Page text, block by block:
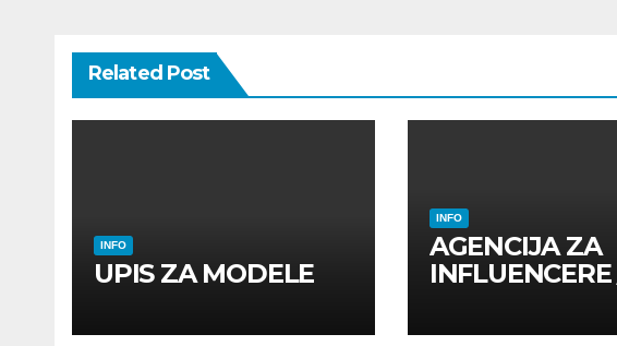
Related Post
INFO
UPIS ZA MODELE
INFO
AGENCIJA ZA
UTICAJNE